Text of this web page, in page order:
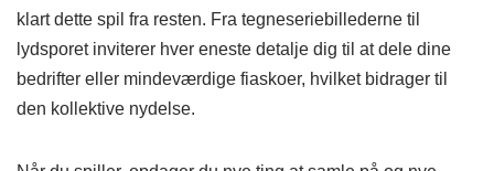
klart dette spil fra resten. Fra tegneseriebillederne til
lydsporet inviterer hver eneste detalje dig til at dele dine
bedrifter eller mindeværdige fiaskoer, hvilket bidrager til
den kollektive nydelse.